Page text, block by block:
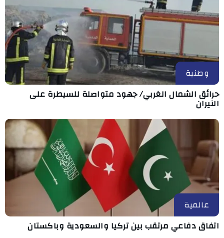
وطنية
حرائق الشمال الغربي/ جهود متواصلة للسيطرة على
النيران
عالمية
اتفاق دفاعي مرتقب بين تركيا والسعودية وباكستان